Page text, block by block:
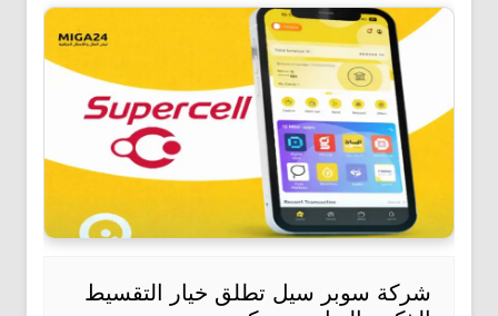
شركة سوبر سيل تطلق خيار التقسيط